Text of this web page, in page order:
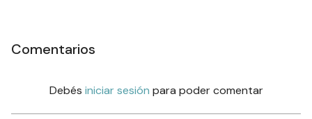
Comentarios
Debés iniciar sesión para poder comentar